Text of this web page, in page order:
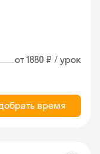
от 1880 ₽ / урок
время